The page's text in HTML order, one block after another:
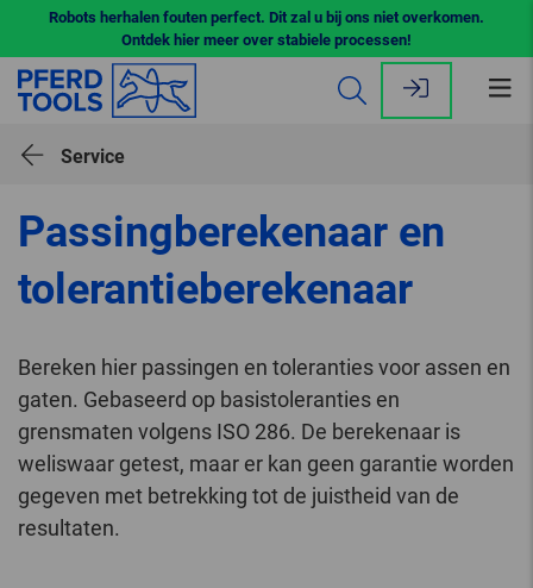
Robots herhalen fouten perfect. Dit zal u bij ons niet overkomen.
Ontdek hier meer over stabiele processen!
Service
Passingberekenaar en
tolerantieberekenaar
Bereken hier passingen en toleranties voor assen en
gaten. Gebaseerd op basistoleranties en
grensmaten volgens ISO 286. De berekenaar is
weliswaar getest, maar er kan geen garantie worden
gegeven met betrekking tot de juistheid van de
resultaten.